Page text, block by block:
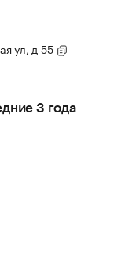
ул, д 55
3 года